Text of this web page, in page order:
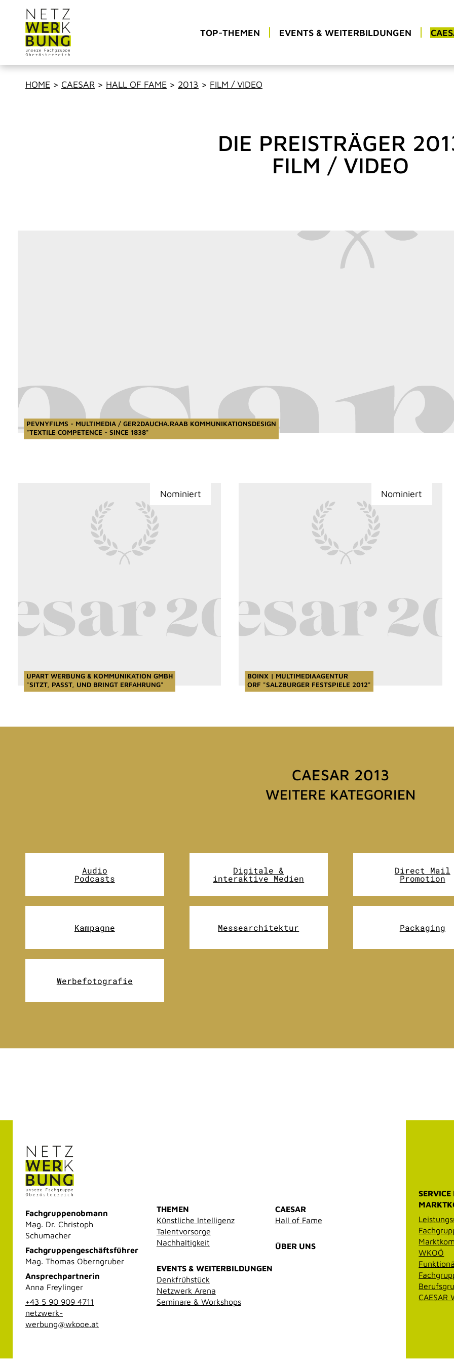
TOP-THEMEN EVENTS & WEITERBILDUNGEN
HOME > CAESAR > HALL OF FAME > 2013 > FILM / VIDEO
DIE PREISTRÄGER
FILM / VIDEO
PEVNYFILMS - MULTIMEDIA / GER2DAUCHA.RAAB KOMMUNIKATIONSDESIGN
"TEXTILE COMPETENCE - SINCE 1838"
Nominiert
UPART WERBUNG & KOMMUNIKATION GMBH
"SITZT, PASST, UND BRINGT ERFAHRUNG"
Nominiert
BOINX | MULTIMEDIAAGENTUR
ORF "SALZBURGER FESTSPIELE 2012"
CAESAR 2013
WEITERE KATEGORIEN
Audio
Podcasts
Digitale &
interaktive Medien
Direct Mail
Promotion
Kampagne Messearchitektur Packaging
Werbefotografie
Fachgruppenobmann
Mag. Dr. Christoph
Schumacher
Fachgruppengeschäftsführer
Mag. Thomas Oberngruber
Ansprechpartnerin
Anna Freylinger
+43 5 90 909 4711
netzwerk-
werbung@wkooe.at
THEMEN
Künstliche Intelligenz
Talentvorsorge
Nachhaltigkeit
EVENTS & WEITERBILDUNGEN
Denkfrühstück
Netzwerk Arena
Seminare & Workshops
CAESAR
Hall of Fame
ÜBER UNS
WKOÖ
CAESAR